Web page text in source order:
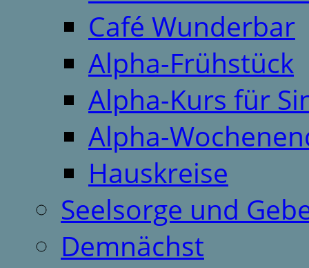
Café Wunderbar
Alpha-Frühstück
Alpha-Kurs für
Alpha-
Hauskreise
Seelsorge und
Demnächst